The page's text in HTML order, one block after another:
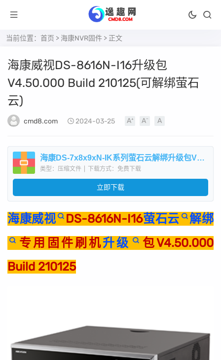
当前位置： 首页 > 海康NVR固件 > 正文
海康威视DS-8616N-I16升级包
V4.50.000 Build 210125(可解绑萤石
云)
cmd8.com 2024-03-25
海康DS-7x8x9xN-IK系列萤石云解绑升级包V4.50.000Build210125.zip
类型：压缩文件 下载方式：免费下载
立即下载
海康威视 DS-8616N-I16萤石云
解绑
专用固件刷机升级
包V4.50.000
Build 210125